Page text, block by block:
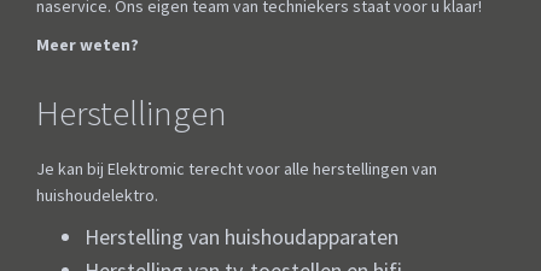
naservice. Ons eigen team van techniekers staat voor u klaar!
Meer weten?
Herstellingen
Je kan bij Elektromic terecht voor alle herstellingen van
huishoudelektro.
Herstelling van huishoudapparaten